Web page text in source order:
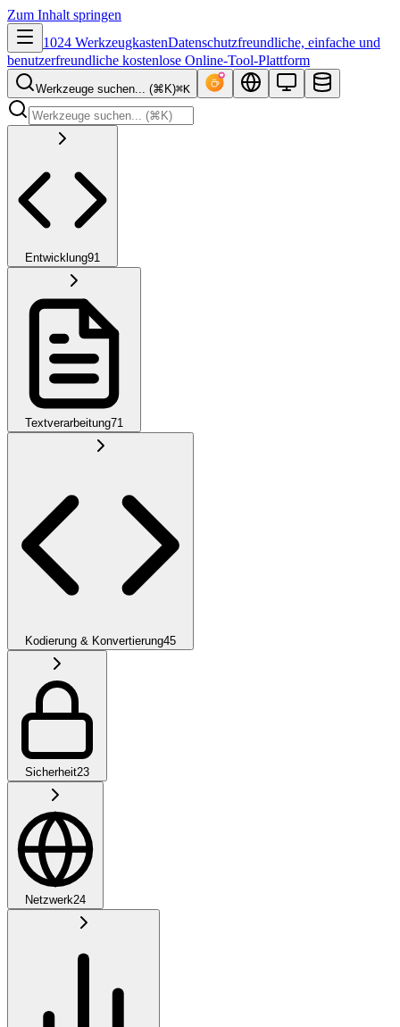
Zum Inhalt springen
1024 WerkzeugkastenDatenschutzfreundliche, einfache und
benutzerfreundliche kostenlose Online-Tool-Plattform
Werkzeuge suchen... (⌘K)⌘K
Entwicklung91
Textverarbeitung71
Kodierung & Konvertierung45
Sicherheit23
Netzwerk24